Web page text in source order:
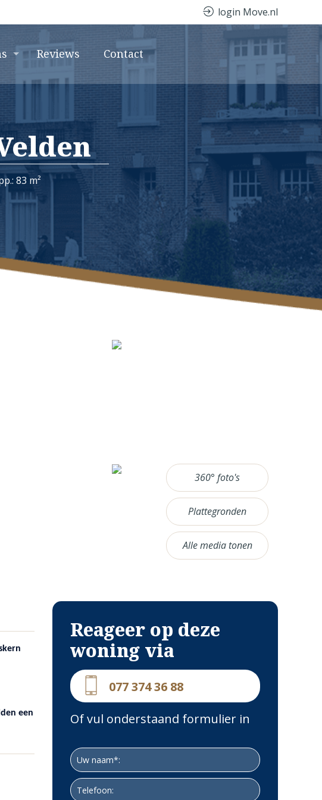
login Move.nl
Reviews Contact
83 m²
360° foto's
Plattegronden
Alle media tonen
een
Reageer op deze
woning via
077 374 36 88
Of vul onderstaand formulier in